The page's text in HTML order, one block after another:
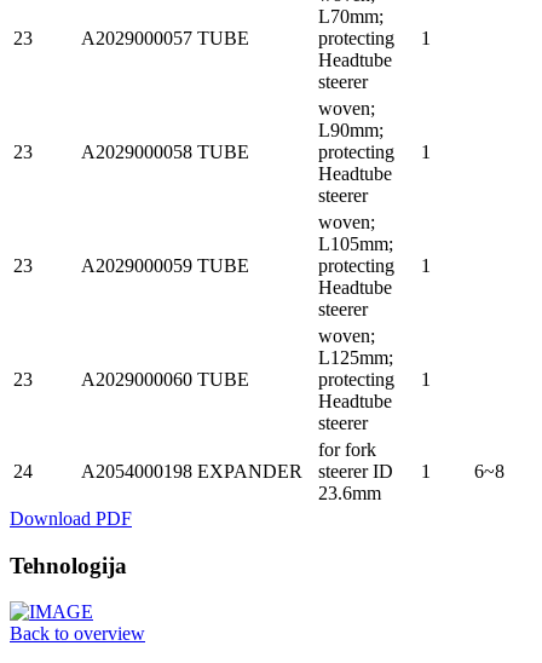
23 A2029000057 TUBE
L70mm;
protecting
Headtube
steerer
1
23 A2029000058 TUBE
woven;
L90mm;
protecting
Headtube
steerer
1
23 A2029000059 TUBE
woven;
L105mm;
protecting
Headtube
steerer
1
23 A2029000060 TUBE
woven;
L125mm;
protecting
Headtube
steerer
1
24 A2054000198 EXPANDER
for fork
steerer ID
23.6mm
1 6~8
Download PDF
Tehnologija
Back to overview